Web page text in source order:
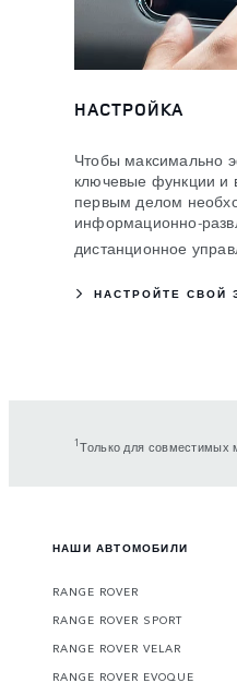
НАСТРОЙКА
Чтобы максимально
ключевые функции и
первым делом
информационно-
дистанционное
НАСТРОЙТЕ СВОЙ
1Только для совместимых
НАШИ АВТОМОБИЛИ
RANGE ROVER
RANGE ROVER SPORT
RANGE ROVER VELAR
RANGE ROVER EVOQUE